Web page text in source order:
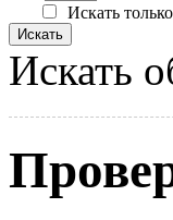
Искать
Искать